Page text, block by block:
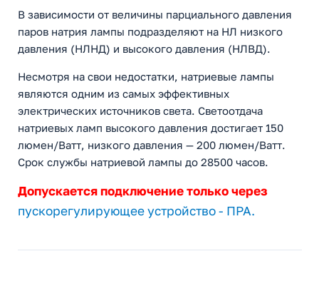
В зависимости от величины парциального давления
паров натрия лампы подразделяют на НЛ низкого
давления (НЛНД) и высокого давления (НЛВД).
Несмотря на свои недостатки, натриевые лампы
являются одним из самых эффективных
электрических источников света. Светоотдача
натриевых ламп высокого давления достигает 150
люмен/Ватт, низкого давления — 200 люмен/Ватт.
Срок службы натриевой лампы до 28500 часов.
Допускается подключение только через
пускорегулирующее устройство - ПРА.